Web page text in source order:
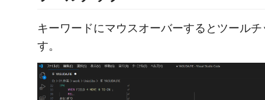
キーワードにマウスオーバーするとツール
す。